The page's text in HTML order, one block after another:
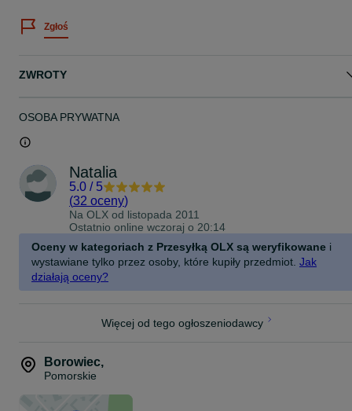
Zgłoś
ZWROTY
OSOBA PRYWATNA
Natalia
5.0 / 5
(32 oceny)
Na OLX od listopada 2011
Ostatnio online wczoraj o 20:14
Oceny w kategoriach z Przesyłką OLX są weryfikowane i
wystawiane tylko przez osoby, które kupiły przedmiot. Jak
działają oceny?
Więcej od tego ogłoszeniodawcy
Borowiec,
Pomorskie